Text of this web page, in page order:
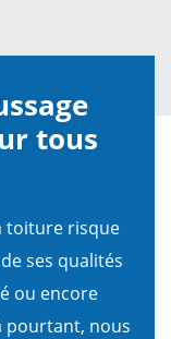
tous
toiture risque
ses qualités
ou encore
pourtant, nous